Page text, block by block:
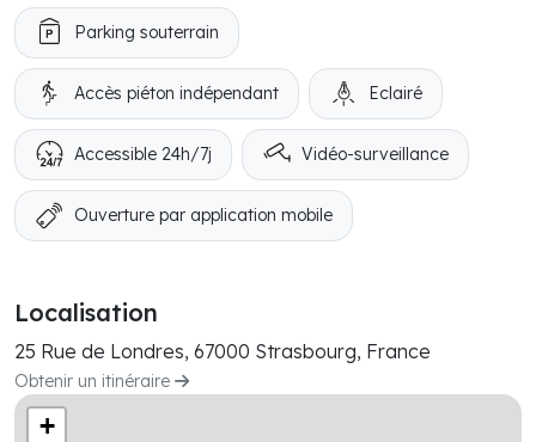
Parking souterrain
Accès piéton indépendant Eclairé
Accessible 24h/7j Vidéo-surveillance
Ouverture par application mobile
Localisation
25 Rue de Londres, 67000 Strasbourg, France
Obtenir un itinéraire
+